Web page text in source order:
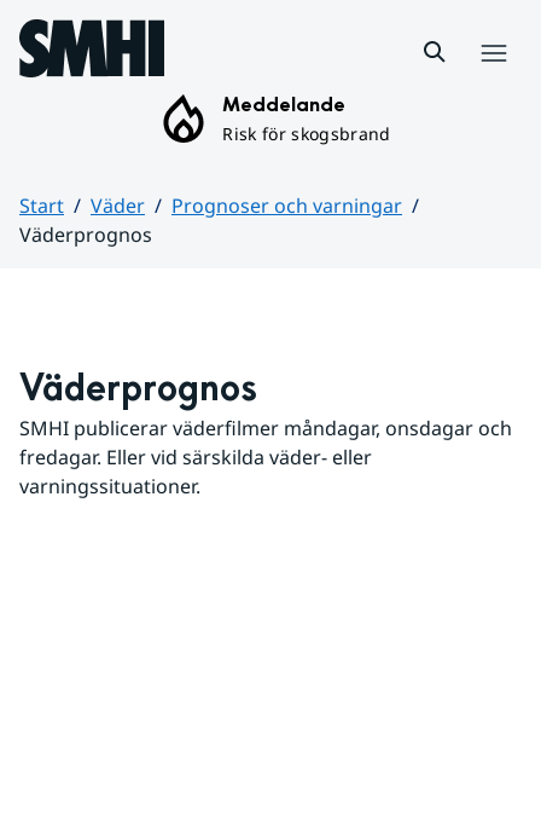
Hoppa till sidans innehåll
Meddelande
Risk för skogsbrand
Start Väder
Prognoser och varningar
Väderprognos
Väderprognos
SMHI publicerar väderfilmer måndagar, onsdagar och
fredagar. Eller vid särskilda väder- eller
varningssituationer.